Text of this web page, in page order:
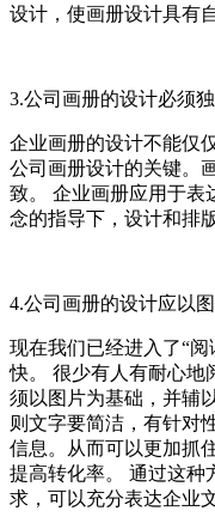
设计，使画册设计具有
3.公司画册的设计必须独
企业画册的设计不能仅
公司画册设计的关键。
致。 企业画册应用于表
念的指导下，设计和排
4.公司画册的设计应以
现在我们已经进入了“
快。 很少有人有耐心地
须以图片为基础，并辅
则文字要简洁，有针对
信息。从而可以更加抓
提高转化率。 通过这种
求，可以充分表达企业